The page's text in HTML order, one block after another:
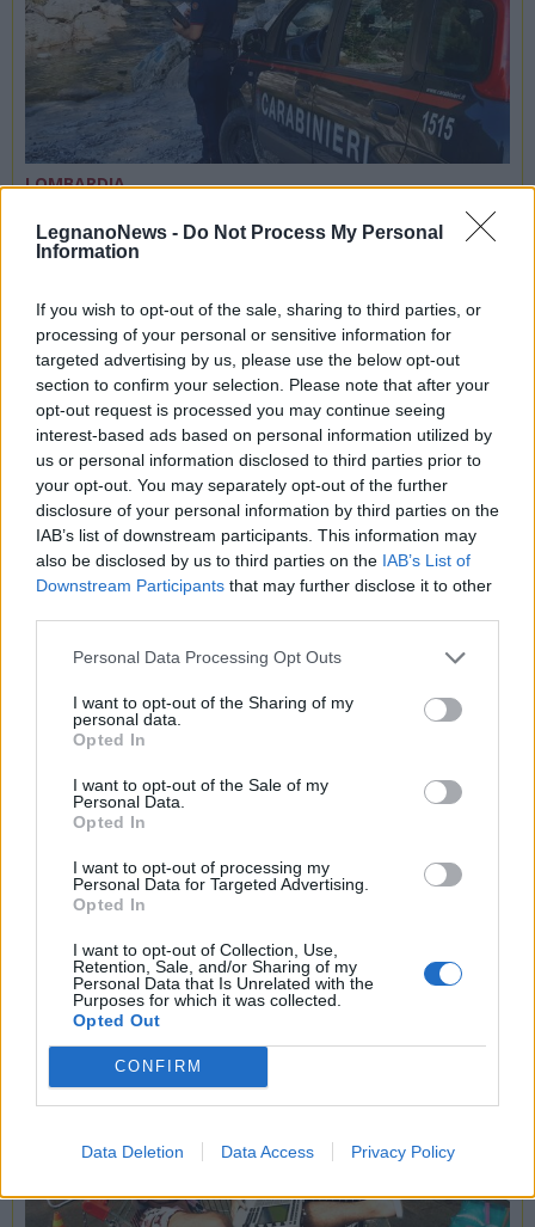
LegnanoNews - Do Not Process My Personal
Information
If you wish to opt-out of the sale, sharing to third parties, or
processing of your personal or sensitive information for
targeted advertising by us, please use the below opt-out
section to confirm your selection. Please note that after your
opt-out request is processed you may continue seeing
interest-based ads based on personal information utilized by
us or personal information disclosed to third parties prior to
your opt-out. You may separately opt-out of the further
disclosure of your personal information by third parties on the
IAB’s list of downstream participants. This information may
also be disclosed by us to third parties on the IAB’s List of
Downstream Participants that may further disclose it to other
Personal Data Processing Opt Outs
I want to opt-out of the Sharing of my
personal data.
Opted In
I want to opt-out of the Sale of my
Personal Data.
Opted In
I want to opt-out of processing my
Personal Data for Targeted Advertising.
Opted In
I want to opt-out of Collection, Use,
Retention, Sale, and/or Sharing of my
Personal Data that Is Unrelated with the
Purposes for which it was collected.
Opted Out
CONFIRM
Data Deletion Data Access Privacy Policy
LOMBARDIA
Siccità, controlli anche sul Lago
Maggiore: un prelievo d’acqua su
MALPENSA
Amazon va a Montichiari, resta aperta
la partita per quasi 200 lavoratori. La
politica chiede un tavolo regionale